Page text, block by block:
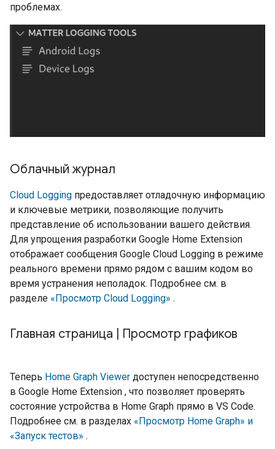
проблемах.
Облачный журнал
Cloud Logging предоставляет отладочную информацию
и ключевые метрики, позволяющие получить
представление об использовании вашего действия.
Для упрощения разработки Google Home Extension
отображает сообщения Google Cloud Logging в режиме
реального времени прямо рядом с вашим кодом во
время устранения неполадок. Подробнее см. в
разделе «Просмотр Cloud Logging» .
Главная страница Просмотр графиков
Теперь Home Graph Viewer доступен непосредственно
в Google Home Extension , что позволяет проверять
состояние устройства в Home Graph прямо в VS Code.
Подробнее см. в разделах «Просмотр Home Graph» и
«Запуск тестов» .